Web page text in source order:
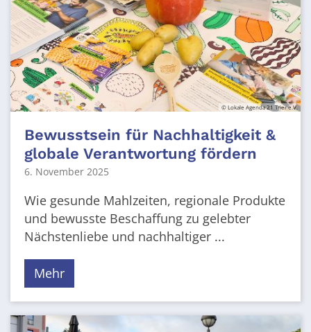
© Lokale Agenda 21 Trier e.V.
Bewusstsein für Nachhaltigkeit &
globale Verantwortung fördern
6. November 2025
Wie gesunde Mahlzeiten, regionale Produkte
und bewusste Beschaffung zu gelebter
Nächstenliebe und nachhaltiger ...
Mehr